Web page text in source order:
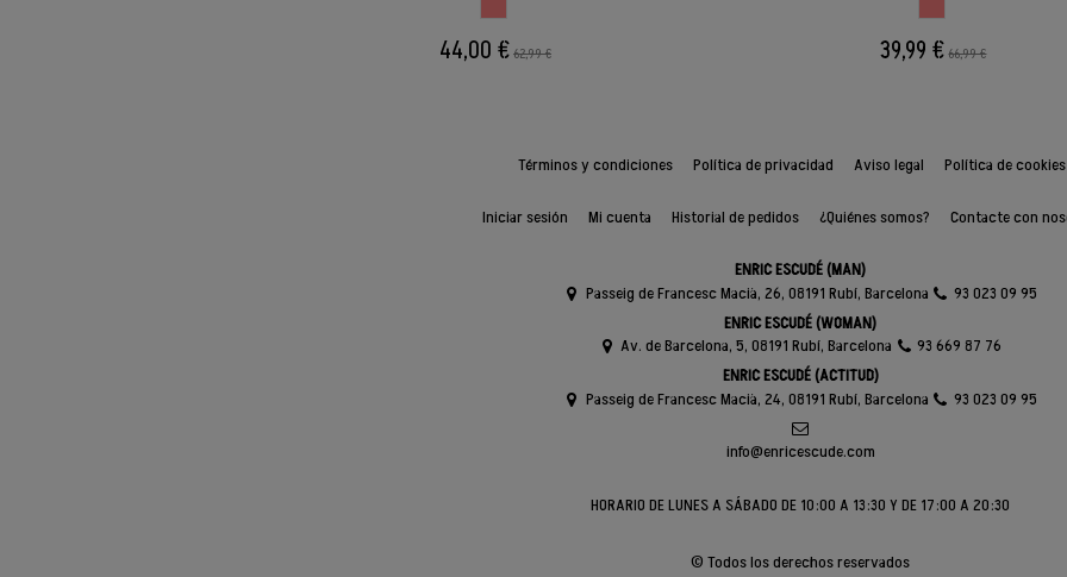
44,00 € 62,99 € 39,99 € 66,99 €
Términos y condiciones Política de privacidad Aviso legal Política de cookies
Iniciar sesión Mi cuenta Historial de pedidos ¿Quiénes somos? Contacte con
ENRIC ESCUDÉ (MAN)
Passeig de Francesc Macià, 26, 08191 Rubí, Barcelona
93 023 09 95
ENRIC ESCUDÉ (WOMAN)
Av. de Barcelona, 5, 08191 Rubí, Barcelona
93 669 87 76
ENRIC ESCUDÉ (ACTITUD)
Passeig de Francesc Macià, 24, 08191 Rubí, Barcelona
93 023 09 95
info@enricescude.com
HORARIO DE LUNES A SÁBADO DE 10:00 A 13:30 Y DE 17:00 A 20:30
© Todos los derechos reservados